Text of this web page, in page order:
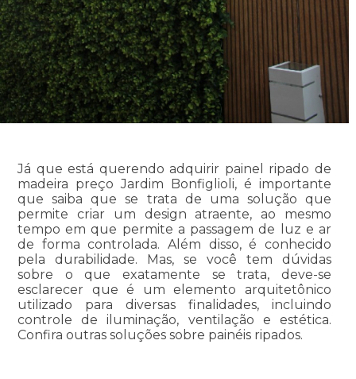
Já que está querendo adquirir painel ripado de
madeira preço Jardim Bonfiglioli, é importante
que saiba que se trata de uma solução que
permite criar um design atraente, ao mesmo
tempo em que permite a passagem de luz e ar
de forma controlada. Além disso, é conhecido
pela durabilidade. Mas, se você tem dúvidas
sobre o que exatamente se trata, deve-se
esclarecer que é um elemento arquitetônico
utilizado para diversas finalidades, incluindo
controle de iluminação, ventilação e estética.
Confira outras soluções sobre painéis ripados.